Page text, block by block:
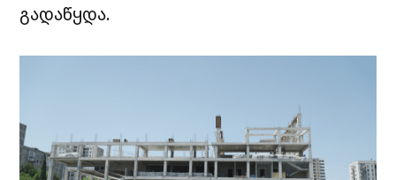
გადაწყდა.